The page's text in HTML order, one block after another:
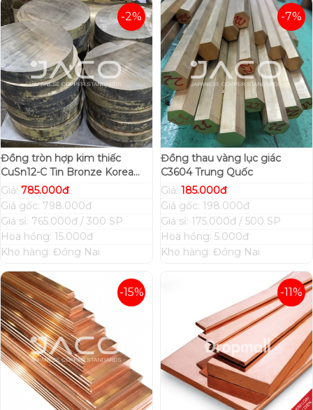
-2%
Đồng tròn hợp kim thiếc
CuSn12-C Tin Bronze Korea
Hàn Quốc
Giá: 785.000đ
Giá gốc: 798.000đ
Giá sỉ: 765.000đ / 300 SP
Hoa hồng: 15.000đ
Kho hàng: Đồng Nai
-7%
Đồng thau vàng lục giác
C3604 Trung Quốc
Giá: 185.000đ
Giá gốc: 198.000đ
Giá sỉ: 175.000đ / 500 SP
Hoa hồng: 5.000đ
Kho hàng: Đồng Nai
-15% -11%